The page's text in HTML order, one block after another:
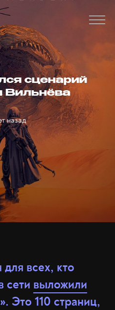
сценарий
Вильнёва
назад
всех, кто
сети выложили
Это 110 страниц,